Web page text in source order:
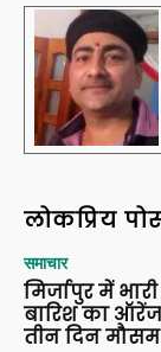
लोकप्रिय
समाचार
मिर्जापुर में
बारिश का
तीन दिन